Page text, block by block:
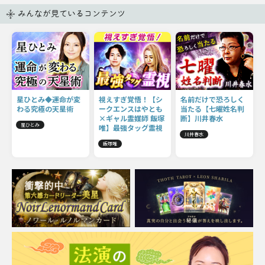
みんなが見ているコンテンツ
星ひとみ◆運命が変
わる究極の天星術
星ひとみ
視えすぎ覚悟！【シ
ークエンスはやとも
×ギャル霊媒師 飯塚
唯】最強タッグ霊視
飯塚唯
名前だけで恐ろしく
当たる【七曜姓名判
断】川井春水
川井春水